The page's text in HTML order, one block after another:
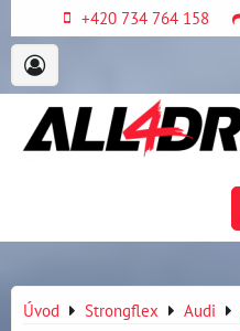
+420 734 764 158
Úvod Strongflex Audi